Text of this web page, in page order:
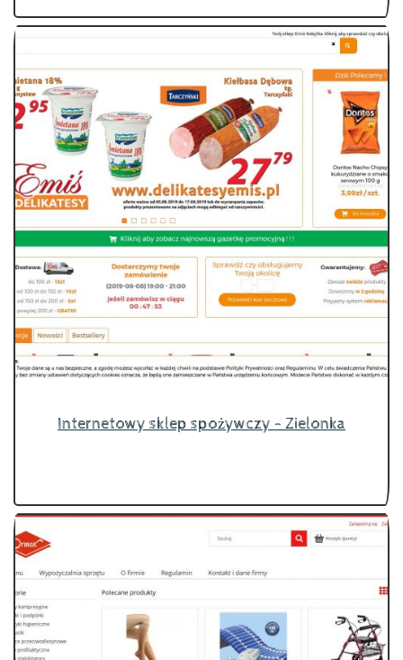
Internetowy sklep spożywczy - Zielonka